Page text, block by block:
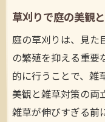
草刈りを
まとめ
立ったま
ポイント
草刈り作
活用法
草刈りで庭の美観
庭の草刈りは、見た
の繁殖を抑える重要
的に行うことで、雑
美観と雑草対策の両
雑草が伸びすぎる前